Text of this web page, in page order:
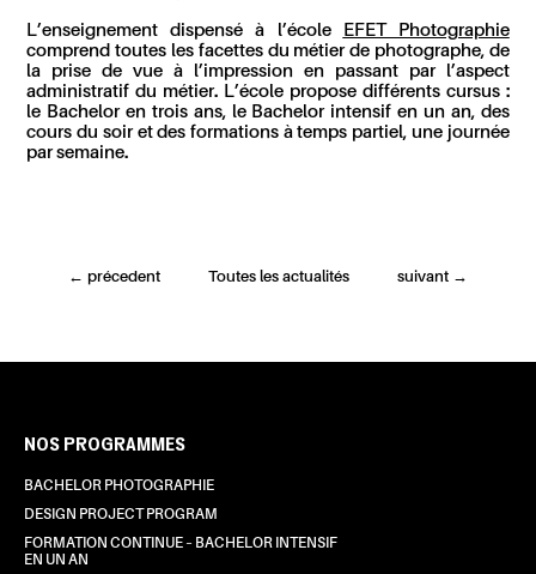
L’enseignement dispensé à l’école
EFET Photographie
comprend toutes les facettes du métier de photographe, de
la prise de vue à l’impression en passant par l’aspect
administratif du métier. L’école propose différents cursus :
le Bachelor en trois ans, le Bachelor intensif en un an, des
cours du soir et des formations à temps partiel, une journée
par semaine.
← précedent Toutes les actualités suivant →
NOS PROGRAMMES
BACHELOR PHOTOGRAPHIE
DESIGN PROJECT PROGRAM
FORMATION CONTINUE – BACHELOR INTENSIF
EN UN AN